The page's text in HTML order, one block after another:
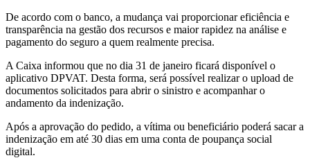
De acordo com o banco, a mudança vai proporcionar eficiência e
transparência na gestão dos recursos e maior rapidez na análise e
pagamento do seguro a quem realmente precisa.
A Caixa informou que no dia 31 de janeiro ficará disponível o
aplicativo DPVAT. Desta forma, será possível realizar o upload de
documentos solicitados para abrir o sinistro e acompanhar o
andamento da indenização.
Após a aprovação do pedido, a vítima ou beneficiário poderá sacar a
indenização em até 30 dias em uma conta de poupança social
digital.